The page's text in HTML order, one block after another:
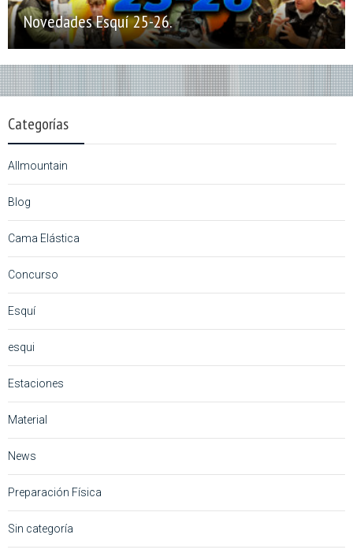
Novedades Esquí 25-26.
Categorías
Allmountain
Blog
Cama Elástica
Concurso
Esquí
esqui
Estaciones
Material
News
Preparación Física
Sin categoría